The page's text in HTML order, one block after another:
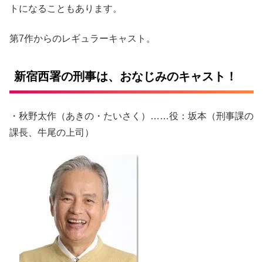
トになることもあります。
第7作からのレギュラーキャスト。
新宿西署の刑事は、おなじみのキャスト！
・秋野太作（あきの・たいさく）……役：坂本（刑事課の
課長、牛尾の上司）